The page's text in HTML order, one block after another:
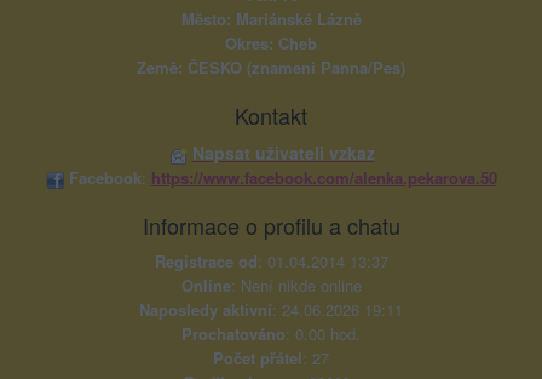
Město: Mariánské Lázně
Okres: Cheb
Země: ČESKO (znameni Panna/Pes)
Kontakt
Napsat uživateli vzkaz
Facebook: https://www.facebook.com/alenka.pekarova.50
Informace o profilu a chatu
Registrace od: 01.04.2014 13:37
Online: Není nikde online
Naposledy aktivní: 24.06.2026 19:11
Prochatováno: 0.00 hod.
Počet přátel: 27